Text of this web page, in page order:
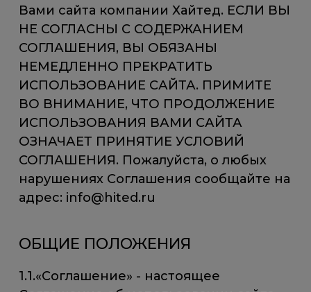
Вами сайта компании Хайтед. ЕСЛИ ВЫ
НЕ СОГЛАСНЫ С СОДЕРЖАНИЕМ
СОГЛАШЕНИЯ, ВЫ ОБЯЗАНЫ
НЕМЕДЛЕННО ПРЕКРАТИТЬ
ИСПОЛЬЗОВАНИЕ САЙТА. ПРИМИТЕ
ВО ВНИМАНИЕ, ЧТО ПРОДОЛЖЕНИЕ
ИСПОЛЬЗОВАНИЯ ВАМИ САЙТА
ОЗНАЧАЕТ ПРИНЯТИЕ УСЛОВИЙ
СОГЛАШЕНИЯ. Пожалуйста, о любых
нарушениях Соглашения сообщайте на
адрес: info@hited.ru
ОБЩИЕ ПОЛОЖЕНИЯ
1.1.«Соглашение» - настоящее